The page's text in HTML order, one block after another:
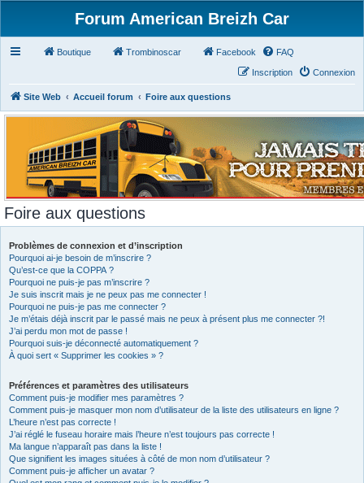
Forum American Breizh Car
Boutique Trombinoscar Facebook FAQ
Connexion
Inscription
Site Web Accueil forum Foire aux questions
Foire aux questions
Problèmes de connexion et d’inscription
Pourquoi ai-je besoin de m’inscrire ?
Qu’est-ce que la COPPA ?
Pourquoi ne puis-je pas m’inscrire ?
Je suis inscrit mais je ne peux pas me connecter !
Pourquoi ne puis-je pas me connecter ?
Je m’étais déjà inscrit par le passé mais ne peux à présent plus me connecter ?!
J’ai perdu mon mot de passe !
Pourquoi suis-je déconnecté automatiquement ?
À quoi sert « Supprimer les cookies » ?
Préférences et paramètres des utilisateurs
Comment puis-je modifier mes paramètres ?
Comment puis-je masquer mon nom d’utilisateur de la liste des utilisateurs en ligne ?
L’heure n’est pas correcte !
J’ai réglé le fuseau horaire mais l’heure n’est toujours pas correcte !
Ma langue n’apparaît pas dans la liste !
Que signifient les images situées à côté de mon nom d’utilisateur ?
Comment puis-je afficher un avatar ?